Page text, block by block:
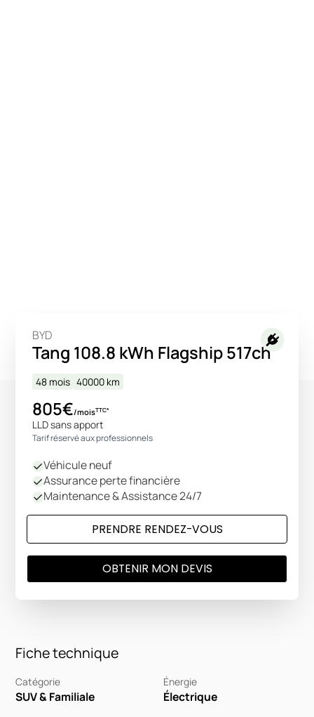
Fiche technique
Catégorie
SUV & Familiale
Énergie
Électrique
BYD
Tang 108.8 kWh Flagship 517ch
48 mois 40000 km
805€/moisTTC*
LLD sans apport
Tarif réservé aux professionnels
Véhicule neuf
Assurance perte financière
Maintenance & Assistance 24/7
PRENDRE RENDEZ-VOUS
OBTENIR MON DEVIS